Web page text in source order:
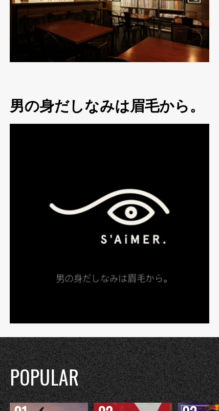
男の身だしなみは眉毛から。
POPULAR